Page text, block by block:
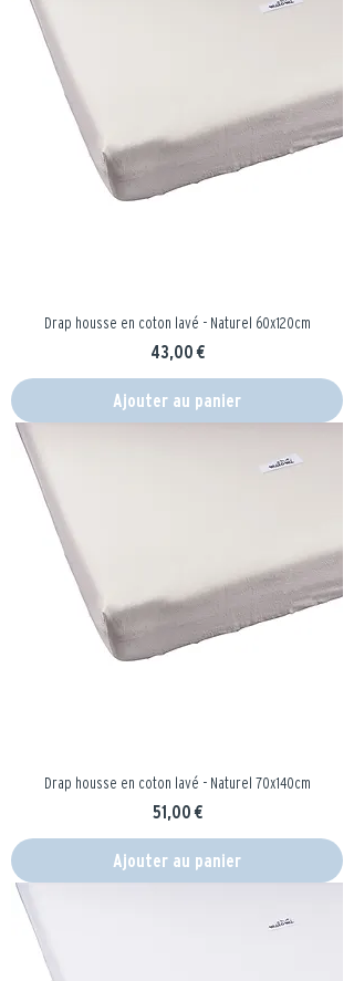
Drap housse en coton lavé - Naturel 60x120cm
Prix
43,00 €
Ajouter au panier
Drap housse en coton lavé - Naturel 70x140cm
Prix
51,00 €
Ajouter au panier